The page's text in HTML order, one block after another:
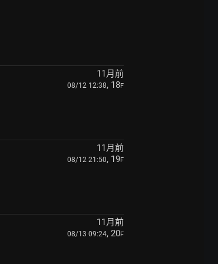
11月前
08/12 12:38, 18F
11月前
08/12 21:50, 19F
11月前
08/13 09:24, 20F